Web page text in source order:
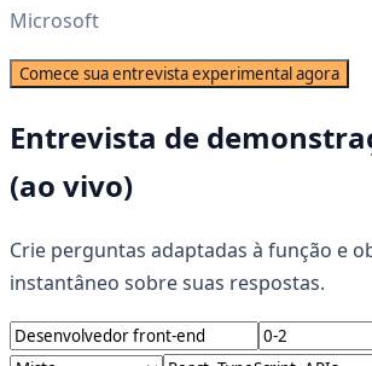
Microsoft
Comece sua entrevista experimental agora
Entrevista de
(ao vivo)
Crie perguntas adaptadas à função e
instantâneo sobre suas respostas.